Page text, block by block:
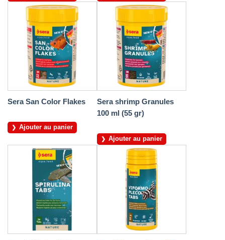
Sera San Color Flakes
Ajouter au panier
Sera shrimp Granules
100 ml (55 gr)
Ajouter au panier